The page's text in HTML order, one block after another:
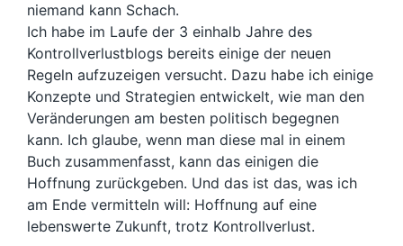
niemand kann Schach.
Ich habe im Laufe der 3 einhalb Jahre des
Kontrollverlustblogs bereits einige der neuen
Regeln aufzuzeigen versucht. Dazu habe ich einige
Konzepte und Strategien entwickelt, wie man den
Veränderungen am besten politisch begegnen
kann. Ich glaube, wenn man diese mal in einem
Buch zusammenfasst, kann das einigen die
Hoffnung zurückgeben. Und das ist das, was ich
am Ende vermitteln will: Hoffnung auf eine
lebenswerte Zukunft, trotz Kontrollverlust.